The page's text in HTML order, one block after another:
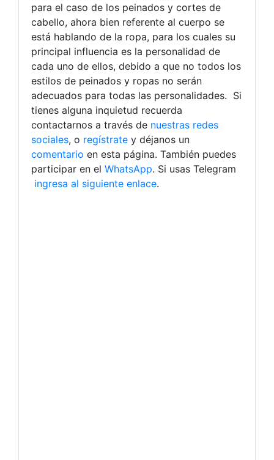
para el caso de los peinados y cortes de
cabello, ahora bien referente al cuerpo se
está hablando de la ropa, para los cuales su
principal influencia es la personalidad de
cada uno de ellos, debido a que no todos los
estilos de peinados y ropas no serán
adecuados para todas las personalidades. Si
tienes alguna inquietud recuerda
contactarnos a través de nuestras redes
sociales, o regístrate y déjanos un
comentario en esta página. También puedes
participar en el WhatsApp. Si usas Telegram
ingresa al siguiente enlace.